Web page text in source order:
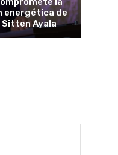
energética de
Sitten Ayala